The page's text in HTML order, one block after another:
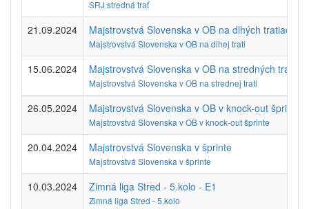
SRJ stredná trať
21.09.2024 Majstrovstvá Slovenska v OB na dlhých tratiach
Majstrovstvá Slovenska v OB na dlhej trati
15.06.2024 Majstrovstvá Slovenska v OB na stredných
Majstrovstvá Slovenska v OB na strednej trati
26.05.2024 Majstrovstvá Slovenska v OB v knock-out šprinte
Majstrovstvá Slovenska v OB v knock-out šprinte
20.04.2024 Majstrovstvá Slovenska v šprinte
Majstrovstvá Slovenska v šprinte
10.03.2024 Zimná liga Stred - 5.kolo - E1
Zimná liga Stred - 5.kolo